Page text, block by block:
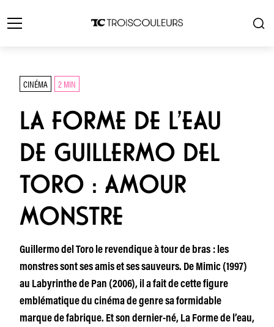
CINÉMA 2 MIN
LA FORME DE L’EAU
DE GUILLERMO DEL
TORO : AMOUR
MONSTRE
Guillermo del Toro le revendique à tour de bras : les
monstres sont ses amis et ses sauveurs. De Mimic (1997)
au Labyrinthe de Pan (2006), il a fait de cette figure
emblématique du cinéma de genre sa formidable
marque de fabrique. Et son dernier-né, La Forme de l’eau,